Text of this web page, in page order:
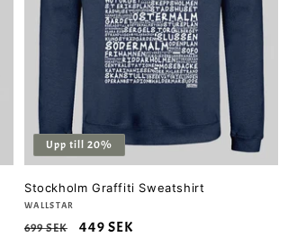
Upp till 20%
Stockholm Graffiti Sweatshirt
Säljare:
WALLSTAR
Ordinarie
699 SEK Försäljningspris
449 SEK